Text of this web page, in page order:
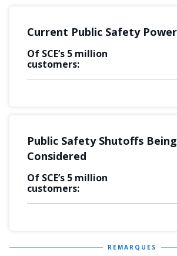
Current Public Safety
Of SCE’s 5 million
customers:
Public Safety Shutoffs Being
Considered
Of SCE’s 5 million
customers:
REMARQUES